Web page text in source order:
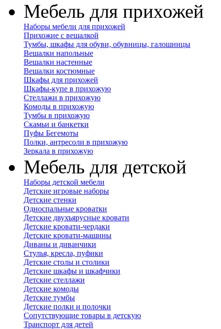
Мебель для прихожей
Наборы мебели для прихожей
Прихожие с вешалкой
Тумбы, шкафы для обуви, обувницы, галошницы
Вешалки напольные
Вешалки настенные
Вешалки костюмные
Шкафы для прихожей
Шкафы-купе в прихожую
Стеллажи в прихожую
Комоды в прихожую
Тумбы в прихожую
Скамьи и банкетки
Пуфы Бегемоты
Полки, антресоли в прихожую
Зеркала в прихожую
Мебель для детской
Наборы детской мебели
Детские игровые наборы
Детские стенки
Односпальные кроватки
Детские двухъярусные кровати
Детские кровати-чердаки
Детские кровати-машины
Диваны и диванчики
Стулья, кресла, пуфики
Детские столы и столики
Детские шкафы и шкафчики
Детские стеллажи
Детские комоды
Детские тумбы
Детские полки и полочки
Сопутствующие товары в детскую
Транспорт для детей